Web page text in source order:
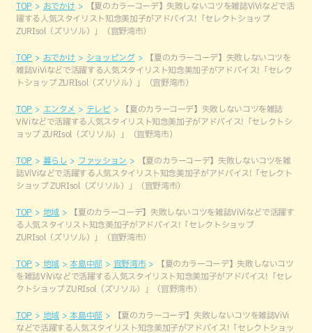
TOP おでかけ
【夏のカラーコーデ】失敗しないコツを雑誌ViViなどで活
躍する人気スタイリスト知念美加子がアドバイス!「セレクトショップ
ZURIsol（ズリソル）」（宜野湾市）
TOP おでかけ ショッピング
【夏のカラーコーデ】失敗しないコツを
雑誌ViViなどで活躍する人気スタイリスト知念美加子がアドバイス!「セレク
トショップ ZURIsol（ズリソル）」（宜野湾市）
TOP エンタメ テレビ
【夏のカラーコーデ】失敗しないコツを雑誌
ViViなどで活躍する人気スタイリスト知念美加子がアドバイス!「セレクトシ
ョップ ZURIsol（ズリソル）」（宜野湾市）
TOP 暮らし ファッション
【夏のカラーコーデ】失敗しないコツを雑
誌ViViなどで活躍する人気スタイリスト知念美加子がアドバイス!「セレクト
ショップ ZURIsol（ズリソル）」（宜野湾市）
TOP 地域
【夏のカラーコーデ】失敗しないコツを雑誌ViViなどで活躍す
る人気スタイリスト知念美加子がアドバイス!「セレクトショップ
ZURIsol（ズリソル）」（宜野湾市）
TOP 地域 本島中部 宜野湾市
【夏のカラーコーデ】失敗しないコツ
を雑誌ViViなどで活躍する人気スタイリスト知念美加子がアドバイス!「セレ
クトショップ ZURIsol（ズリソル）」（宜野湾市）
TOP 地域 本島中部
【夏のカラーコーデ】失敗しないコツを雑誌ViVi
などで活躍する人気スタイリスト知念美加子がアドバイス!「セレクトショッ